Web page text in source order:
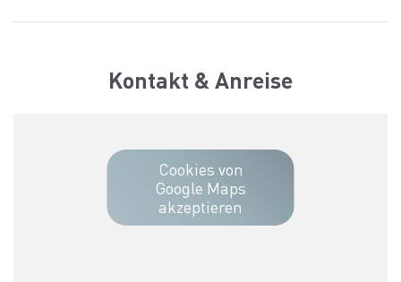
Kontakt & Anreise
Cookies von
Google Maps
akzeptieren